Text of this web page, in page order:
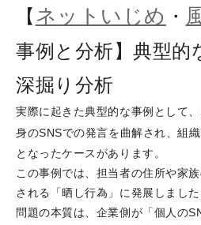
【 ネットいじめ ・
事例と分析】典型的
深掘り分析
実際に起きた典型的な事例として
身のSNSでの発言を曲解され、組
となったケースがあります。
この事例では、担当者の住所や家
される「晒し行為」に発展しました
問題の本質は、企業側が「個人の